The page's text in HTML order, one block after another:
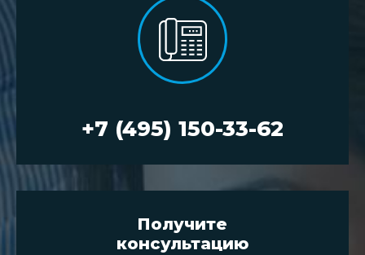
+7 (495) 150-33-62
Получите
консультацию